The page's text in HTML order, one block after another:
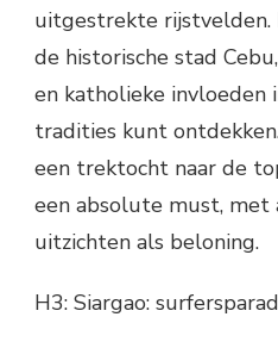
uitgestrekte rijstvelden.
de historische stad
en katholieke invloeden
tradities kunt
een trektocht naar de
een absolute must, met
uitzichten als beloning.
H3: Siargao: